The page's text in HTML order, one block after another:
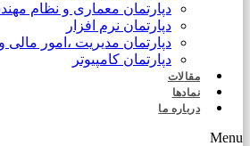
دپارتمان معماری و نظام
دپارتمان نرم افزار
دپارتمان مدیریت ،امور مالی
دپارتمان کامپیوتر
مقالات
نمادها
درباره ما
Menu